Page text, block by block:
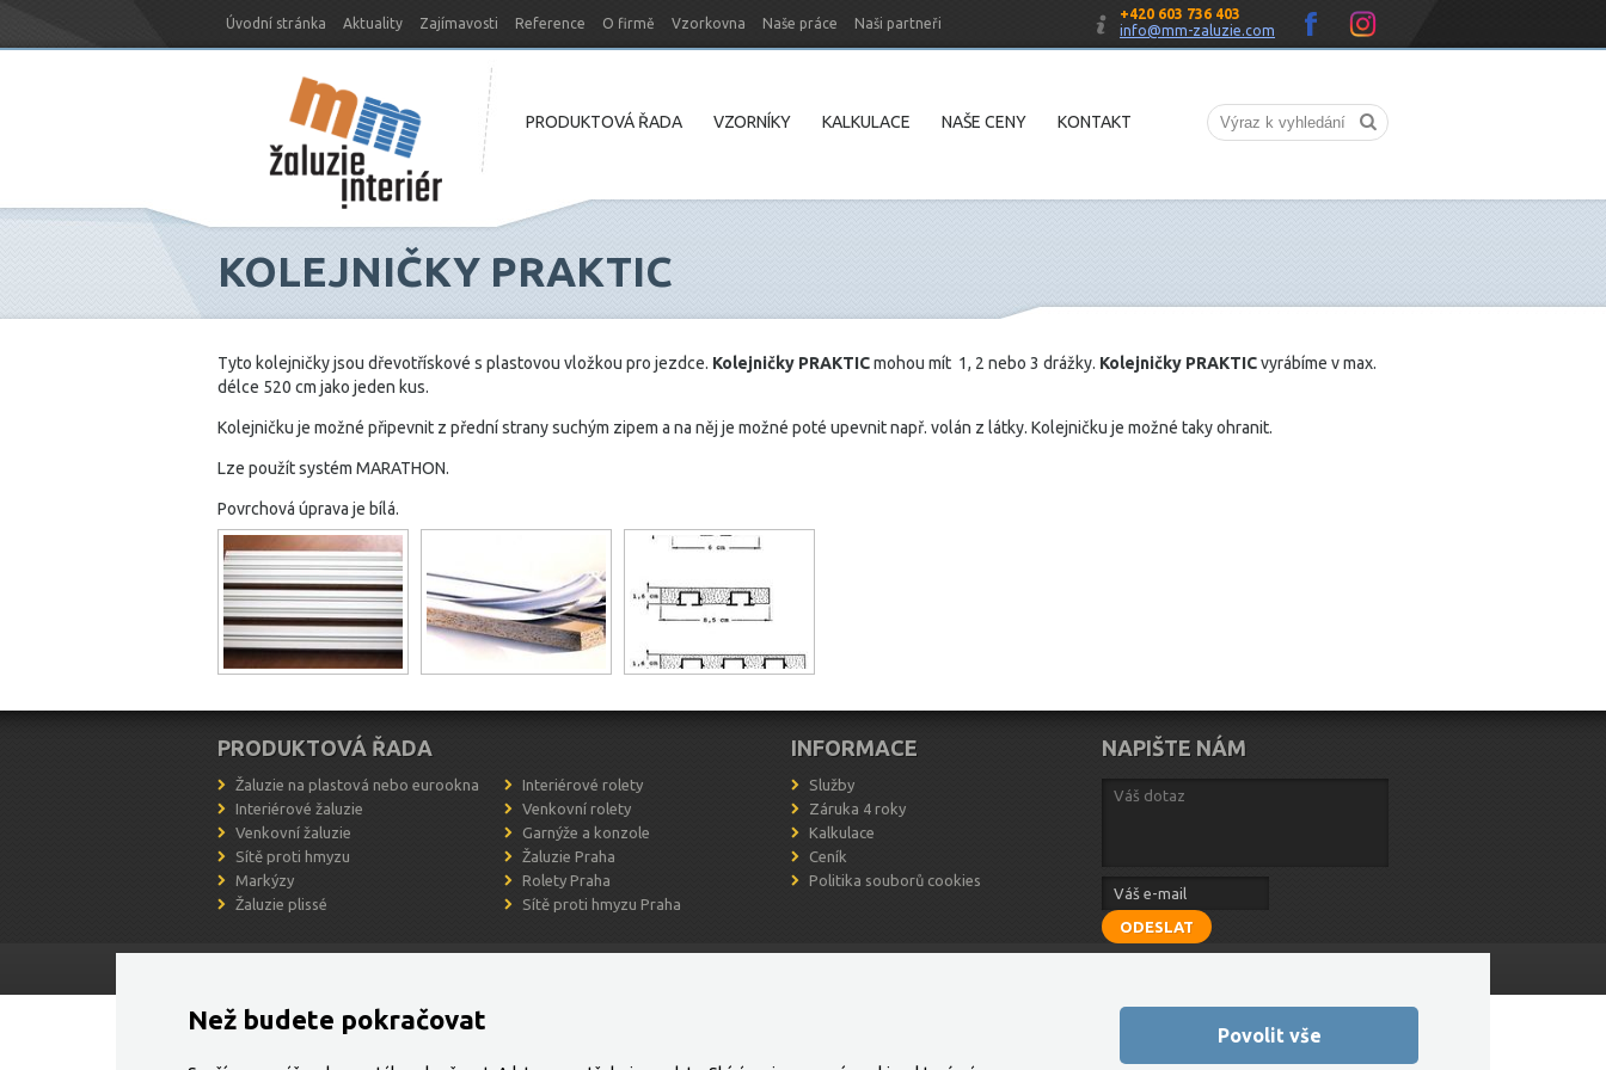
Úvodní stránka Aktuality Zajímavosti Reference O firmě Vzorkovna Naše práce Naši partneři
+420 603 736 403
info@mm-zaluzie.com
PRODUKTOVÁ ŘADA VZORNÍKY KALKULACE NAŠE CENY KONTAKT
KOLEJNIČKY PRAKTIC
Tyto kolejničky jsou dřevotřískové s plastovou vložkou pro jezdce. Kolejničky PRAKTICmohou mít 1, 2 nebo 3 drážky. Kolejničky PRAKTICvyrábíme v max.
délce 520 cm jako jeden kus.
Kolejničku je možné připevnit z přední strany suchým zipem a na něj je možné poté upevnit např. volán z látky. Kolejničku je možné taky ohranit.
Lze použít systém MARATHON.
Povrchová úprava je bílá.
PRODUKTOVÁ ŘADA
Žaluzie na plastová nebo eurookna
Interiérové rolety
Interiérové žaluzie
Venkovní rolety
Venkovní žaluzie
Garnýže a konzole
Sítě proti hmyzu
Žaluzie Praha
Markýzy
Rolety Praha
Žaluzie plissé
Sítě proti hmyzu Praha
INFORMACE
Služby
Záruka 4 roky
Kalkulace
Ceník
Politika souborů cookies
NAPIŠTE NÁM
ODESLAT
Než budete pokračovat
Povolit vše